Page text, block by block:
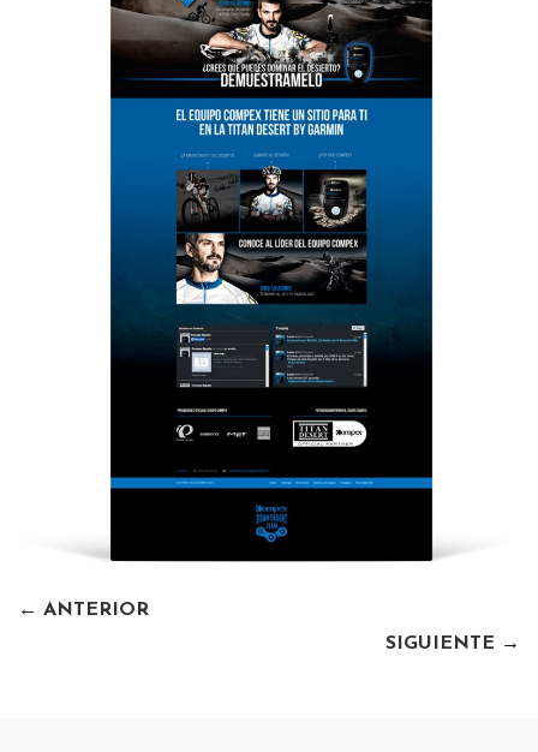
← ANTERIOR
SIGUIENTE →